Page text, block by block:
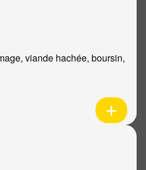
viande hachée, boursin,